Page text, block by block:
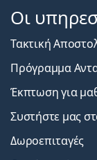
Οι
Τακτική
Πρόγραμμα
Έκπτωση για
Συστήστε μας
Δωροεπιταγές